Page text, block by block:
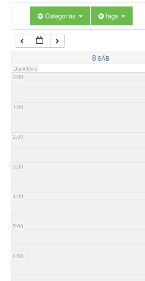
Categorias tags
8SÁB
Dia inteiro
0:00
1:00
2:00
3:00
4:00
5:00
6:00